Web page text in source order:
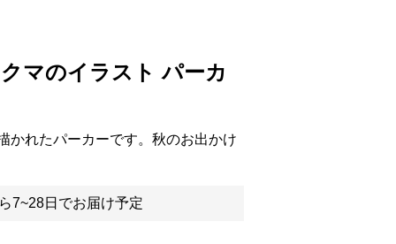
マのイラスト パーカ
かれたパーカーです。秋のお出かけ
7~28日でお届け予定